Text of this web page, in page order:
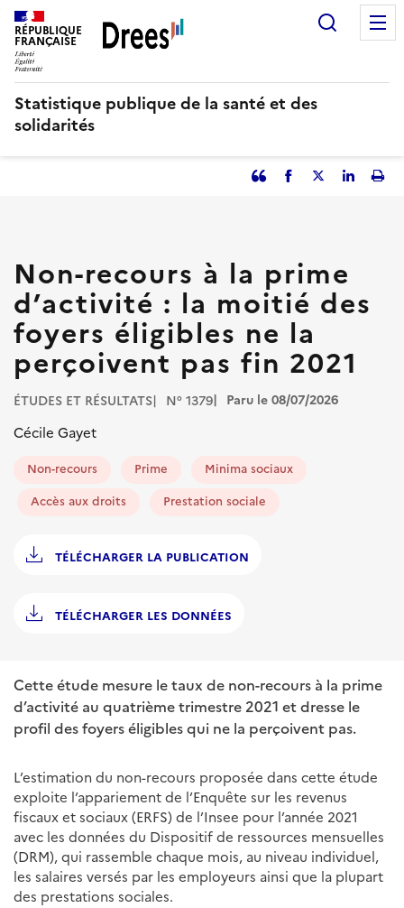
Aller
au
contenu
principal
RÉPUBLIQUE
FRANÇAISE
Statistique publique de la santé et des
solidarités
Partager
citation
Facebook
Partager
Partager
Non-recours à la prime
d’activité : la moitié des
foyers éligibles ne la
perçoivent pas fin 2021
ÉTUDES ET RÉSULTATS N° 1379 Paru le 08/07/2026
Cécile Gayet
Non-recours Prime
Minima sociaux
Accès aux droits
Prestation sociale
TÉLÉCHARGER LA PUBLICATION
TÉLÉCHARGER LES DONNÉES
Cette étude mesure le taux de non-recours à la prime
d’activité au quatrième trimestre 2021 et dresse le
profil des foyers éligibles qui ne la perçoivent pas.
L’estimation du non-recours proposée dans cette étude
exploite l’appariement de l’Enquête sur les revenus
fiscaux et sociaux (ERFS) de l’Insee pour l’année 2021
avec les données du Dispositif de ressources mensuelles
(DRM), qui rassemble chaque mois, au niveau individuel,
les salaires versés par les employeurs ainsi que la plupart
des prestations sociales.